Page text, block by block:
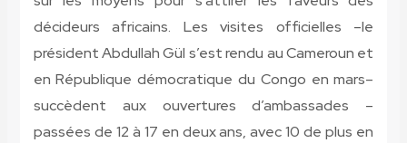
décideurs africains. Les visites officielles –le
président Abdullah Gül s’est rendu au Cameroun et
en République démocratique du Congo en mars–
succèdent aux ouvertures d’ambassades –
passées de 12 à 17 en deux ans, avec 10 de plus en